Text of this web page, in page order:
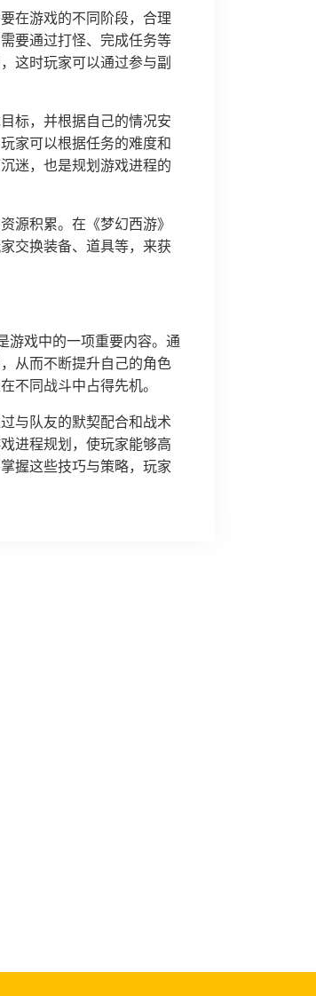
在游戏的不同阶段，合理
要通过打怪、完成任务等
这时玩家可以通过参与副
标，并根据自己的情况安
家可以根据任务的难度和
迷，也是规划游戏进程的
源积累。在《梦幻西游》
交换装备、道具等，来获
游戏中的一项重要内容。通
从而不断提升自己的角色
不同战斗中占得先机。
与队友的默契配合和战术
进程规划，使玩家能够高
握这些技巧与策略，玩家